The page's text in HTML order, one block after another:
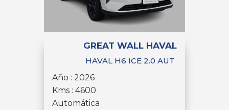
GREAT WALL HAVAL
HAVAL H6 ICE 2.0 AUT
Año : 2026
Kms : 4600
Automática